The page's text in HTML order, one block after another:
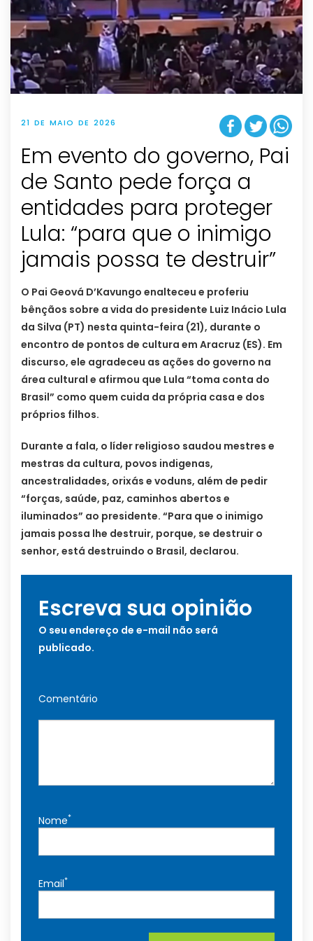
21 DE MAIO DE 2026
Em evento do governo, Pai
de Santo pede força a
entidades para proteger
Lula: “para que o inimigo
jamais possa te destruir”
O Pai Geová D’Kavungo enalteceu e proferiu
bênçãos sobre a vida do presidente Luiz Inácio Lula
da Silva (PT) nesta quinta-feira (21), durante o
encontro de pontos de cultura em Aracruz (ES). Em
discurso, ele agradeceu as ações do governo na
área cultural e afirmou que Lula “toma conta do
Brasil” como quem cuida da própria casa e dos
próprios filhos.
Durante a fala, o líder religioso saudou mestres e
mestras da cultura, povos indigenas,
ancestralidades, orixás e voduns, além de pedir
“forças, saúde, paz, caminhos abertos e
iluminados” ao presidente. “Para que o inimigo
jamais possa lhe destruir, porque, se destruir o
senhor, está destruindo o Brasil, declarou.
Escreva sua opinião
O seu endereço de e-mail não será
publicado.
Comentário
Nome*
Email*